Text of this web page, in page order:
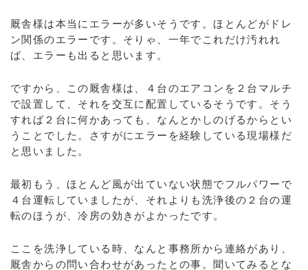
厩舎様は本当にエラーが多いそうです。ほとんどがドレ
ン関係のエラーです。そりゃ、一年でこれだけ汚れれ
ば、エラーも出ると思います。
ですから、この厩舎様は、４台のエアコンを２台マルチ
で設置して、それを交互に配置しているそうです。そう
すれば２台に何かあっても、なんとかしのげるからとい
うことでした。さすがにエラーを経験している現場様だ
と思いました。
最初もう、ほとんど風が出ていない状態でフルパワーで
４台運転していましたが、それよりも洗浄後の２台の運
転のほうが、冷房の効きがよかったです。
ここを洗浄している時、なんと事務所から連絡があり、
厩舎からの問い合わせがあったとの事。聞いてみるとな